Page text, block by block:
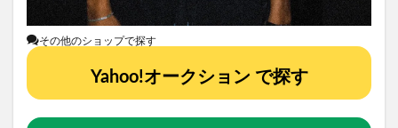
その他のショップで探す
Yahoo!オークション で探す